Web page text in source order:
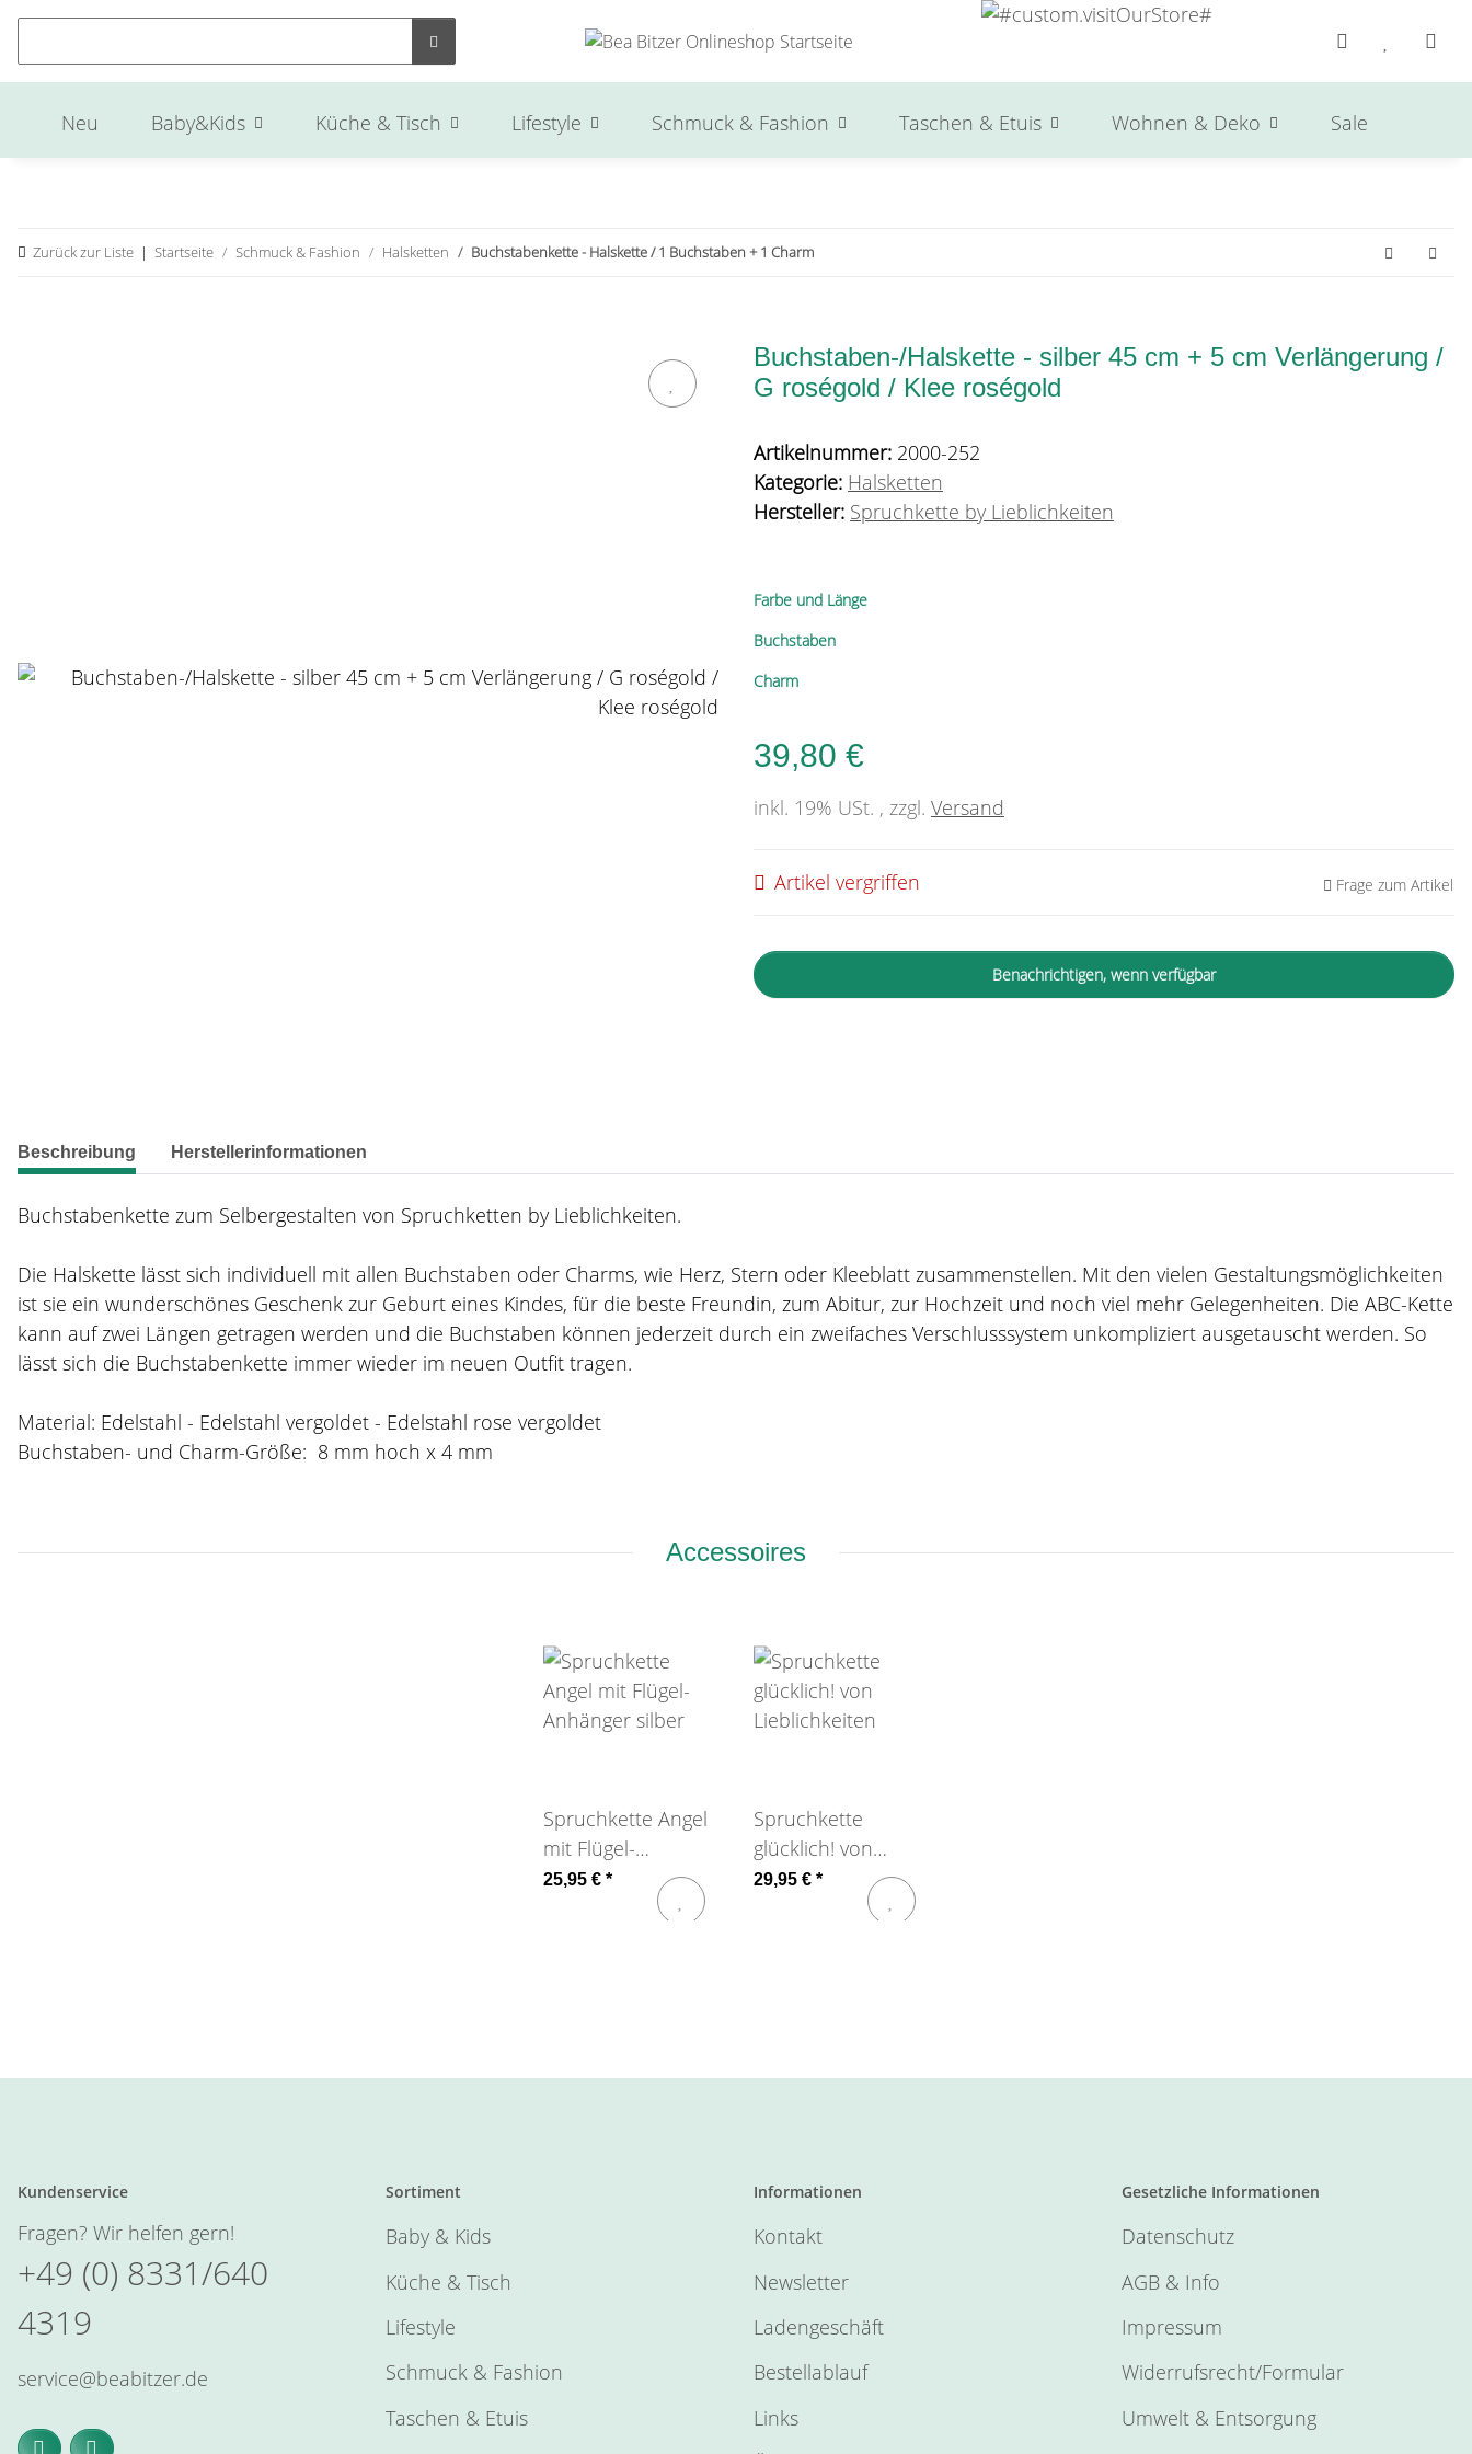
Neu Baby&Kids Küche & Tisch Lifestyle Schmuck & Fashion Taschen & Etuis Wohnen & Deko Sale
Zurück zur Liste Startseite Schmuck & Fashion Halsketten Buchstabenkette - Halskette / 1 Buchstaben + 1 Charm
Buchstaben-/Halskette - silber 45 cm + 5 cm Verlängerung /
G roségold / Klee roségold
Artikelnummer: 2000-252
Kategorie: Halsketten
Hersteller: Spruchkette by Lieblichkeiten
Farbe und Länge
Buchstaben
Charm
39,80 €
inkl. 19% USt. , zzgl. Versand
Artikel vergriffen Frage zum Artikel
Benachrichtigen, wenn verfügbar
weitere Registerkarten anzeigen
Beschreibung Herstellerinformationen
Buchstabenkette zum Selbergestalten von Spruchketten by Lieblichkeiten.
Die Halskette lässt sich individuell mit allen Buchstaben oder Charms, wie Herz, Stern oder Kleeblatt zusammenstellen. Mit den vielen Gestaltungsmöglichkeiten
ist sie ein wunderschönes Geschenk zur Geburt eines Kindes, für die beste Freundin, zum Abitur, zur Hochzeit und noch viel mehr Gelegenheiten. Die ABC-Kette
kann auf zwei Längen getragen werden und die Buchstaben können jederzeit durch ein zweifaches Verschlusssystem unkompliziert ausgetauscht werden. So
lässt sich die Buchstabenkette immer wieder im neuen Outfit tragen.
Material: Edelstahl - Edelstahl vergoldet - Edelstahl rose vergoldet
Buchstaben- und Charm-Größe: 8 mm hoch x 4 mm
Accessoires
Spruchkette Angel
mit Flügel-
Anhänger silber
25,95 € *
Spruchkette
glücklich! von
Lieblichkeiten
29,95 € *
Kundenservice
Fragen? Wir helfen gern!
+49 (0) 8331/640
4319
service@beabitzer.de
Sortiment
Baby & Kids
Küche & Tisch
Lifestyle
Schmuck & Fashion
Taschen & Etuis
Informationen
Kontakt
Newsletter
Ladengeschäft
Bestellablauf
Links
Gesetzliche Informationen
Datenschutz
AGB & Info
Impressum
Widerrufsrecht/Formular
Umwelt & Entsorgung